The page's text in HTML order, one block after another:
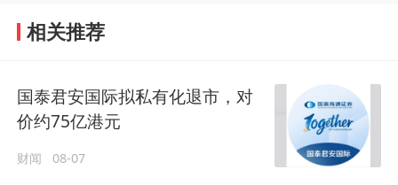
相关推荐
国泰君安国际拟私有化退市，对
价约75亿港元
财闻 08-07